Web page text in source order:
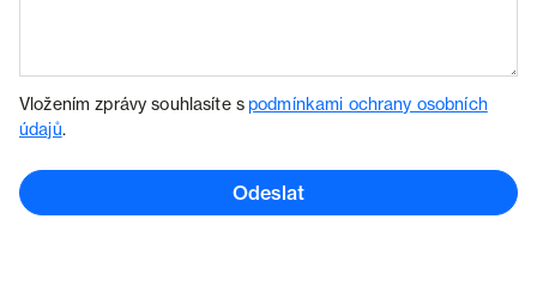
Vložením zprávy souhlasíte spodmínkami ochrany osobních
údajů.
Odeslat